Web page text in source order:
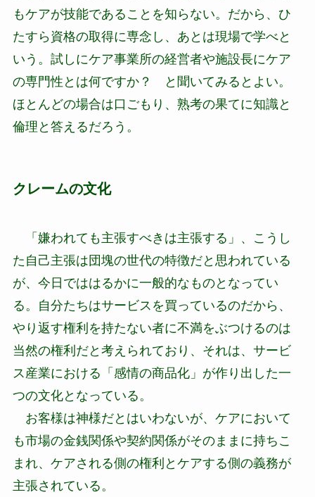
もケアが技能であることを知らない。だから、ひ
たすら資格の取得に専念し、あとは現場で学べと
いう。試しにケア事業所の経営者や施設長にケア
の専門性とは何ですか？ と聞いてみるとよい。
ほとんどの場合は口ごもり、熟考の果てに知識と
倫理と答えるだろう。
クレームの文化
「嫌われても主張すべきは主張する」、こうし
た自己主張は団塊の世代の特徴だと思われている
が、今日でははるかに一般的なものとなってい
る。自分たちはサービスを買っているのだから、
やり返す権利を持たない者に不満をぶつけるのは
当然の権利だと考えられており、それは、サービ
ス産業における「感情の商品化」が作り出した一
つの文化となっている。
お客様は神様だとはいわないが、ケアにおいて
も市場の金銭関係や契約関係がそのままに持ちこ
まれ、ケアされる側の権利とケアする側の義務が
主張されている。